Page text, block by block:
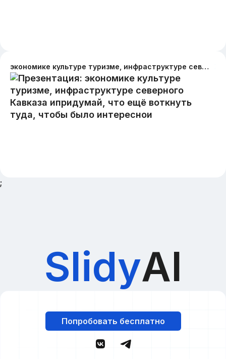
экономике культуре туризме, инфраструктуре северного Кавказа ипридумай, что ещё воткнуть туда, чтобы было интереснои
;
SlidyAI
Попробовать бесплатно